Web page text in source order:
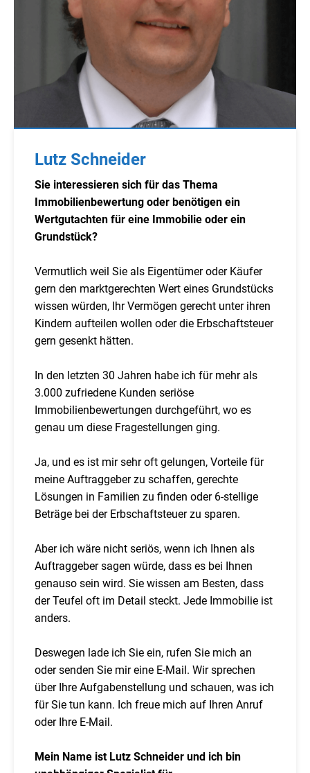
Lutz Schneider
Sie interessieren sich für das Thema
Immobilienbewertung oder benötigen ein
Wertgutachten für eine Immobilie oder ein
Grundstück?
Vermutlich weil Sie als Eigentümer oder Käufer
gern den marktgerechten Wert eines Grundstücks
wissen würden, Ihr Vermögen gerecht unter ihren
Kindern aufteilen wollen oder die Erbschaftsteuer
gern gesenkt hätten.
In den letzten 30 Jahren habe ich für mehr als
3.000 zufriedene Kunden seriöse
Immobilienbewertungen durchgeführt, wo es
genau um diese Fragestellungen ging.
Ja, und es ist mir sehr oft gelungen, Vorteile für
meine Auftraggeber zu schaffen, gerechte
Lösungen in Familien zu finden oder 6-stellige
Beträge bei der Erbschaftsteuer zu sparen.
Aber ich wäre nicht seriös, wenn ich Ihnen als
Auftraggeber sagen würde, dass es bei Ihnen
genauso sein wird. Sie wissen am Besten, dass
der Teufel oft im Detail steckt. Jede Immobilie ist
anders.
Deswegen lade ich Sie ein, rufen Sie mich an
oder senden Sie mir eine E-Mail. Wir sprechen
über Ihre Aufgabenstellung und schauen, was ich
für Sie tun kann. Ich freue mich auf Ihren Anruf
oder Ihre E-Mail.
Mein Name ist Lutz Schneider und ich bin